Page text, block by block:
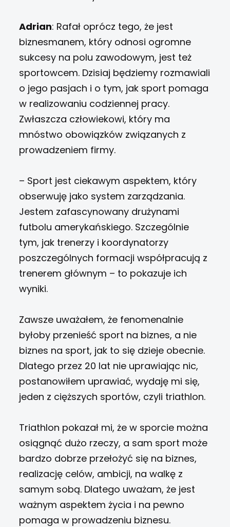
Adrian: Rafał oprócz tego, że jest
biznesmanem, który odnosi ogromne
sukcesy na polu zawodowym, jest też
sportowcem. Dzisiaj będziemy rozmawiali
o jego pasjach i o tym, jak sport pomaga
w realizowaniu codziennej pracy.
Zwłaszcza człowiekowi, który ma
mnóstwo obowiązków związanych z
prowadzeniem firmy.
– Sport jest ciekawym aspektem, który
obserwuję jako system zarządzania.
Jestem zafascynowany drużynami
futbolu amerykańskiego. Szczególnie
tym, jak trenerzy i koordynatorzy
poszczególnych formacji współpracują z
trenerem głównym – to pokazuje ich
wyniki.
Zawsze uważałem, że fenomenalnie
byłoby przenieść sport na biznes, a nie
biznes na sport, jak to się dzieje obecnie.
Dlatego przez 20 lat nie uprawiając nic,
postanowiłem uprawiać, wydaję mi się,
jeden z cięższych sportów, czyli triathlon.
Triathlon pokazał mi, że w sporcie można
osiągnąć dużo rzeczy, a sam sport może
bardzo dobrze przełożyć się na biznes,
realizację celów, ambicji, na walkę z
samym sobą. Dlatego uważam, że jest
ważnym aspektem życia i na pewno
pomaga w prowadzeniu biznesu.